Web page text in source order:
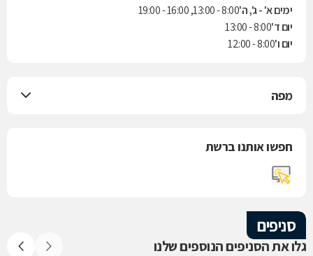
ימים א' - ג', ה'8:00 - 13:00, 16:00 - 19:00
יום ד'8:00 - 13:00
יום ו'8:00 - 12:00
מפה
חפשו אותנו ברשת
סניפים
גלו את הסניפים הנוספים שלנו